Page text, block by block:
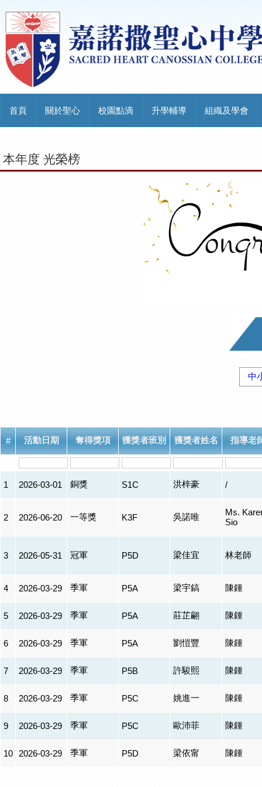
首頁 關於聖心 校園點滴 升學輔導 組織及學會
本年度 光榮榜
中
# 活動日期 奪得獎項 獲獎者班別 獲獎者姓名 指導老
1 2026-03-01 銅獎 S1C 洪梓豪 /
2 2026-06-20 一等獎 K3F 吳諾唯
Ms.
Sio
3 2026-05-31 冠軍 P5D 梁佳宜 林老師
4 2026-03-29 季軍 P5A 梁宇鎬 陳鍾
5 2026-03-29 季軍 P5A 莊芷翩 陳鍾
6 2026-03-29 季軍 P5A 劉愷豐 陳鍾
7 2026-03-29 季軍 P5B 許駿熙 陳鍾
8 2026-03-29 季軍 P5C 姚進一 陳鍾
9 2026-03-29 季軍 P5C 歐沛菲 陳鍾
10 2026-03-29 季軍 P5D 梁依甯 陳鍾